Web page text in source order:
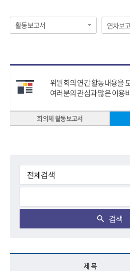
활동보고서 연차보
위원회의 연간 활동내용을
여러분의 관심과 많은 이용
회의체 활동보고서
검색
제 목